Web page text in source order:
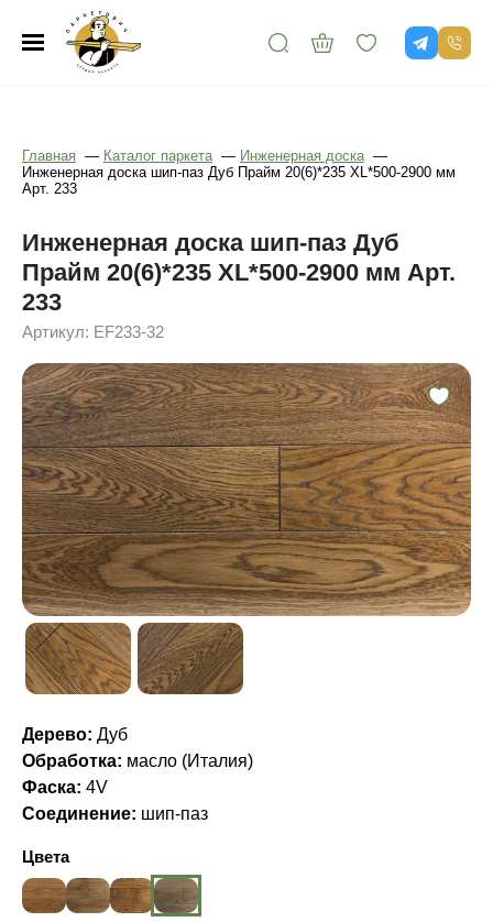
Главная — Каталог паркета — Инженерная доска —
Инженерная доска шип-паз Дуб Прайм 20(6)*235 XL*500-2900 мм
Арт. 233
Инженерная доска шип-паз Дуб
Прайм 20(6)*235 XL*500-2900 мм Арт.
233
Артикул: EF233-32
Дерево: Дуб
Обработка: масло (Италия)
Фаска: 4V
Соединение: шип-паз
Цвета